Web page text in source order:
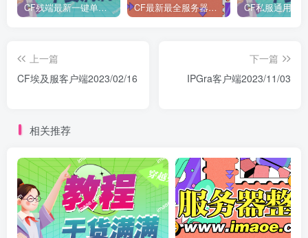
CF残端最新一键单机版/后续新装备版本第一时间更新 CF最新最全服务器整合 CF私服通用魔
上一篇
CF埃及服客户端2023/02/16
下一篇
IPGra客户端2023/11/03
相关推荐